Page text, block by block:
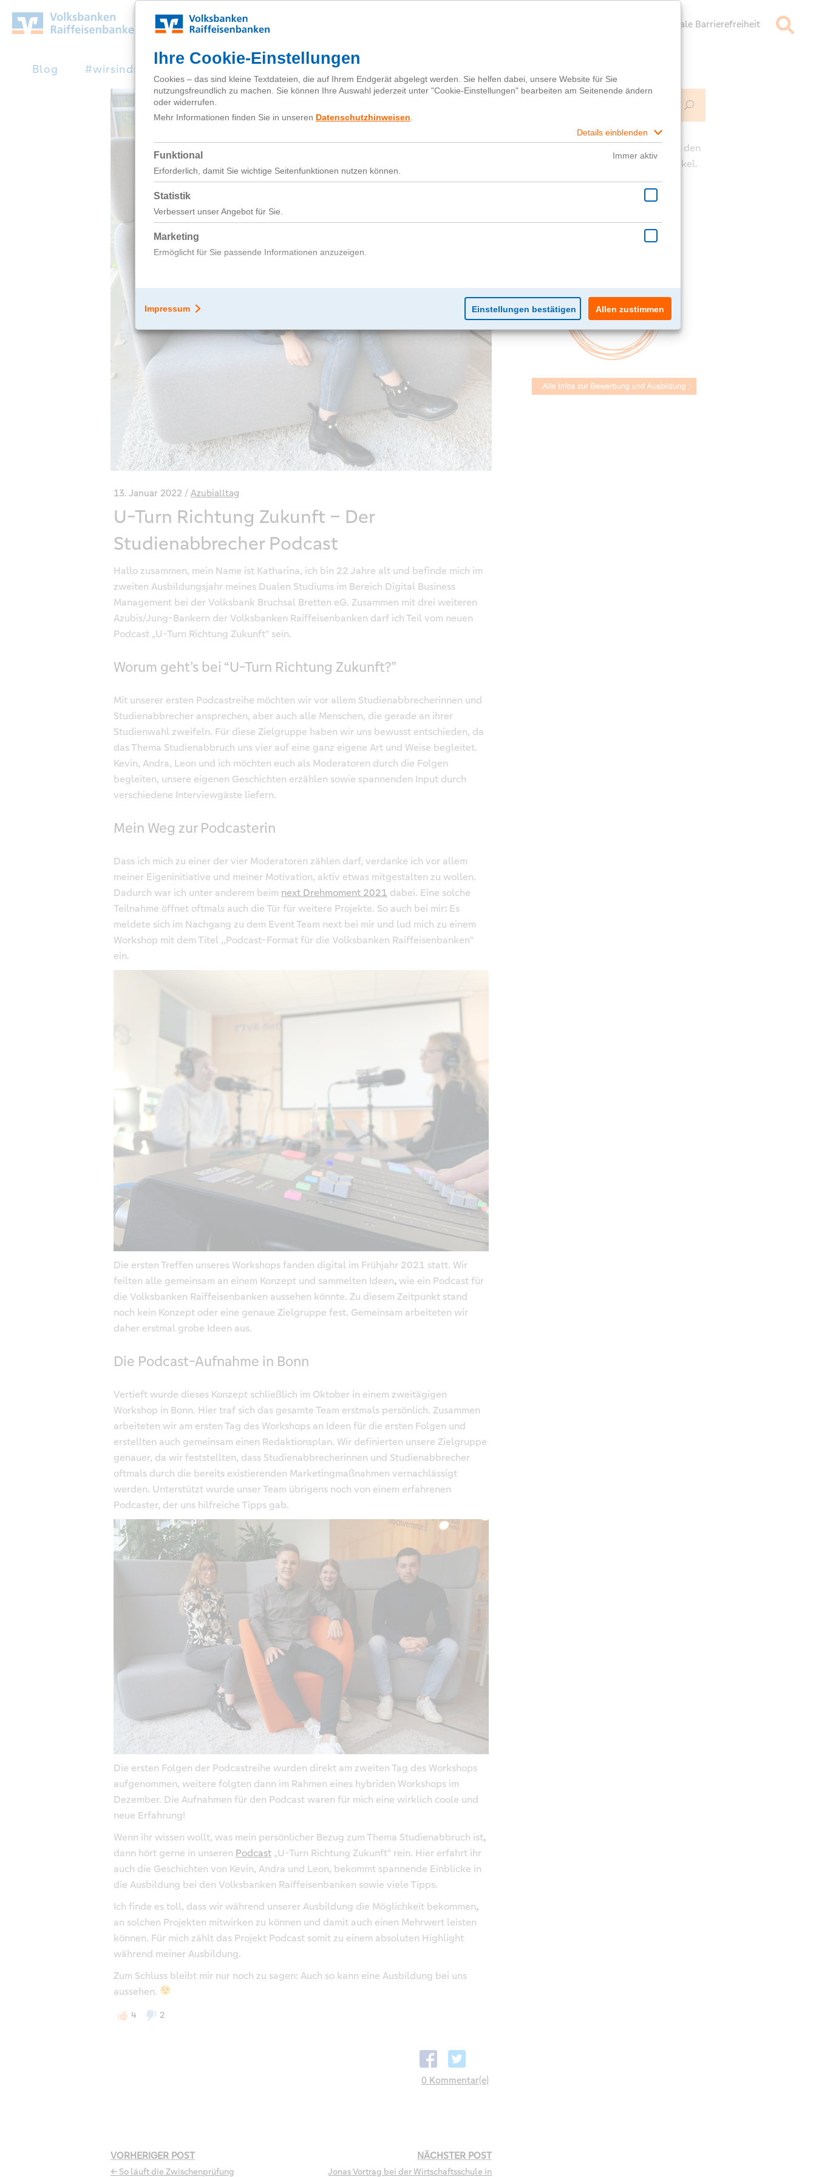
Zum
Hauptinhalt
Digitale Barrierefreiheit
Blog #wirsindnext Fragebox
13. Januar 2022 Azubialltag
U-Turn Richtung Zukunft – Der
Studienabbrecher Podcast
Hallo zusammen, mein Name ist Katharina, ich bin 22 Jahre alt und befinde mich im
zweiten Ausbildungsjahr meines Dualen Studiums im Bereich Digital Business
Management bei der Volksbank Bruchsal Bretten eG. Zusammen mit drei weiteren
Azubis/Jung-Bankern der Volksbanken Raiffeisenbanken darf ich Teil vom neuen
Podcast „U-Turn Richtung Zukunft“ sein.
Worum geht’s bei “U-Turn Richtung Zukunft?”
Mit unserer ersten Podcastreihe möchten wir vor allem Studienabbrecherinnen und
Studienabbrecher ansprechen, aber auch alle Menschen, die gerade an ihrer
Studienwahl zweifeln. Für diese Zielgruppe haben wir uns bewusst entschieden, da
das Thema Studienabbruch uns vier auf eine ganz eigene Art und Weise begleitet.
Kevin, Andra, Leon und ich möchten euch als Moderatoren durch die Folgen
begleiten, unsere eigenen Geschichten erzählen sowie spannenden Input durch
verschiedene Interviewgäste liefern.
Mein Weg zur Podcasterin
Dass ich mich zu einer der vier Moderatoren zählen darf, verdanke ich vor allem
meiner Eigeninitiative und meiner Motivation, aktiv etwas mitgestalten zu wollen.
Dadurch war ich unter anderem beim next Drehmoment 2021 dabei. Eine solche
Teilnahme öffnet oftmals auch die Tür für weitere Projekte. So auch bei mir: Es
meldete sich im Nachgang zu dem Event Team next bei mir und lud mich zu einem
Workshop mit dem Titel ,,Podcast-Format für die Volksbanken Raiffeisenbanken“
ein.
Die ersten Treffen unseres Workshops fanden digital im Frühjahr 2021 statt. Wir
feilten alle gemeinsam an einem Konzept und sammelten Ideen,wie ein Podcast für
die Volksbanken Raiffeisenbanken aussehen könnte. Zu diesem Zeitpunkt stand
noch kein Konzept oder eine genaue Zielgruppe fest. Gemeinsam arbeiteten wir
daher erstmal grobe Ideen aus.
Die Podcast-Aufnahme in Bonn
Vertieft wurde dieses Konzept schließlich im Oktober in einem zweitägigen
Workshop in Bonn. Hier traf sich das gesamte Team erstmals persönlich. Zusammen
arbeiteten wir am ersten Tag des Workshops an Ideen für die ersten Folgen und
erstellten auch gemeinsam einen Redaktionsplan. Wir definierten unsere Zielgruppe
genauer, da wir feststellten, dass Studienabbrecherinnen und Studienabbrecher
oftmals durch die bereits existierenden Marketingmaßnahmen vernachlässigt
werden. Unterstützt wurde unser Team übrigens noch von einem erfahrenen
Podcaster, der uns hilfreiche Tipps gab.
Die ersten Folgen der Podcastreihe wurden direkt am zweiten Tag des Workshops
aufgenommen, weitere folgten dann im Rahmen eines hybriden Workshops im
Dezember. Die Aufnahmen für den Podcast waren für mich eine wirklich coole und
neue Erfahrung!
Wenn ihr wissen wollt, was mein persönlicher Bezug zum Thema Studienabbruch ist,
dann hört gerne in unseren Podcast „U-Turn Richtung Zukunft“ rein. Hier erfahrt ihr
auch die Geschichten von Kevin, Andra und Leon, bekommt spannende Einblicke in
die Ausbildung bei den Volksbanken Raiffeisenbanken sowie viele Tipps.
Ich finde es toll, dass wir während unserer Ausbildung die Möglichkeit bekommen,
an solchen Projekten mitwirken zu können und damit auch einen Mehrwert leisten
können. Für mich zählt das Projekt Podcast somit zu einem absoluten Highlight
während meiner Ausbildung.
Zum Schluss bleibt mir nur noch zu sagen: Auch so kann eine Ausbildung bei uns
aussehen.
4 2
0 Kommentar(e)
VORHERIGER POST
← So läuft die Zwischenprüfung
NÄCHSTER POST
Jonas Vortrag bei der Wirtschaftsschule in
Search
Nutze die Kommentarfunktion unter den
Beiträgen für deine Fragen zum Artikel.
Du hast eine generelle Frage?